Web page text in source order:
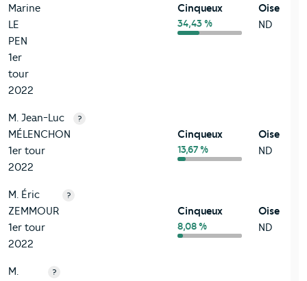
Marine
LE
PEN
1er
tour
2022
Cinqueux
34,43 %
Oise
ND
M. Jean-Luc
MÉLENCHON
1er tour
2022
?
Cinqueux
13,67 %
Oise
ND
M. Éric
ZEMMOUR
1er tour
2022
?
Cinqueux
8,08 %
Oise
ND
M.
?